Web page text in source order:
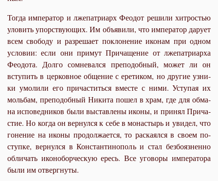
То­гда им­пе­ра­тор и лже­па­три­арх Фе­о­дот ре­ши­ли хит­ро­стью
уло­вить упор­ству­ю­щих. Им объ­яви­ли, что им­пе­ра­тор да­ру­ет
всем сво­бо­ду и раз­ре­ша­ет по­кло­не­ние ико­нам при од­ном
усло­вии: ес­ли они при­мут При­ча­ще­ние от лже­па­три­ар­ха
Фе­о­до­та. Дол­го со­мне­вал­ся пре­по­доб­ный, мо­жет ли он
всту­пить в цер­ков­ное об­ще­ние с ере­ти­ком, но дру­гие уз­ни­
ки умо­ли­ли его при­ча­стить­ся вме­сте с ни­ми. Усту­пая их
моль­бам, пре­по­доб­ный Ни­ки­та по­шел в храм, где для об­ма­
на ис­по­вед­ни­ков бы­ли вы­став­ле­ны ико­ны, и при­нял При­ча­
стие. Но ко­гда он вер­нул­ся к се­бе в мо­на­стырь и уви­дел, что
го­не­ние на ико­ны про­дол­жа­ет­ся, то рас­ка­ял­ся в сво­ем по­
ступ­ке, вер­нул­ся в Кон­стан­ти­но­поль и стал без­бо­яз­нен­но
об­ли­чать ико­но­бор­че­скую ересь. Все уго­во­ры им­пе­ра­то­ра
бы­ли им от­верг­ну­ты.